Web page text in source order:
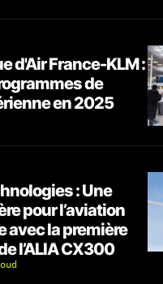
d'Air France-KLM :
de
en 2025
: Une
pour l’aviation
avec la première
l’ALIA CX300